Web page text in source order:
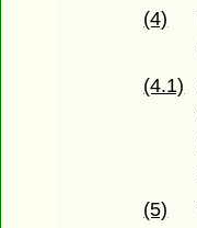
(4)
(4.1)
(5)